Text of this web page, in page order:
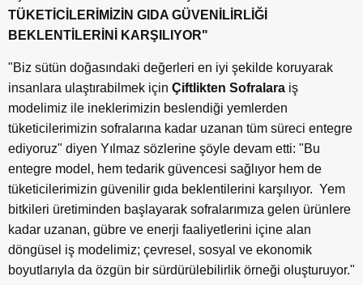
TÜKETİCİLERİMİZİN GIDA GÜVENİLİRLİĞİ
BEKLENTİLERİNİ KARŞILIYOR"
"Biz sütün doğasındaki değerleri en iyi şekilde koruyarak
insanlara ulaştırabilmek için Çiftlikten Sofralara iş
modelimiz ile ineklerimizin beslendiği yemlerden
tüketicilerimizin sofralarına kadar uzanan tüm süreci entegre
ediyoruz" diyen Yılmaz sözlerine şöyle devam etti: "Bu
entegre model, hem tedarik güvencesi sağlıyor hem de
tüketicilerimizin güvenilir gıda beklentilerini karşılıyor. Yem
bitkileri üretiminden başlayarak sofralarımıza gelen ürünlere
kadar uzanan, gübre ve enerji faaliyetlerini içine alan
döngüsel iş modelimiz; çevresel, sosyal ve ekonomik
boyutlarıyla da özgün bir sürdürülebilirlik örneği oluşturuyor."